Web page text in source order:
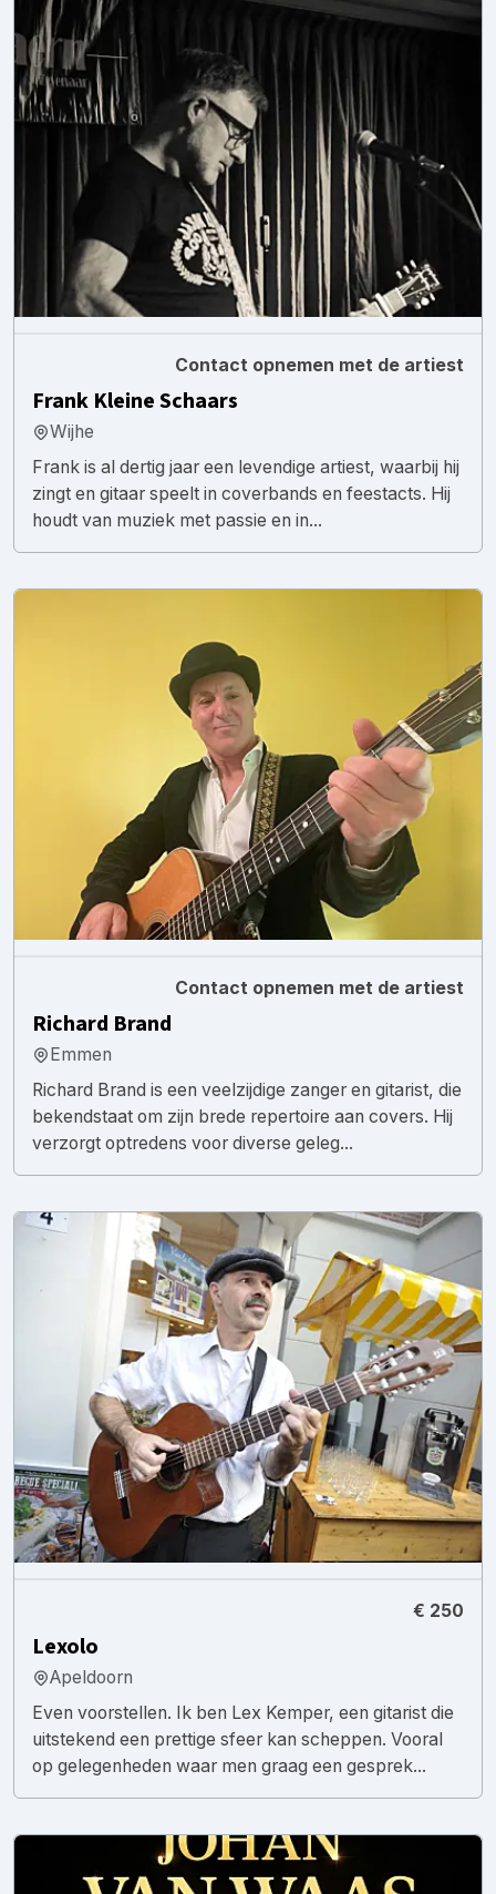
Contact opnemen met de artiest
Frank Kleine Schaars
Wijhe
Frank is al dertig jaar een levendige artiest, waarbij hij
zingt en gitaar speelt in coverbands en feestacts. Hij
houdt van muziek met passie en in...
Contact opnemen met de artiest
Richard Brand
Emmen
Richard Brand is een veelzijdige zanger en gitarist, die
bekendstaat om zijn brede repertoire aan covers. Hij
verzorgt optredens voor diverse geleg...
€ 250
Lexolo
Apeldoorn
Even voorstellen. Ik ben Lex Kemper, een gitarist die
uitstekend een prettige sfeer kan scheppen. Vooral
op gelegenheden waar men graag een gesprek...